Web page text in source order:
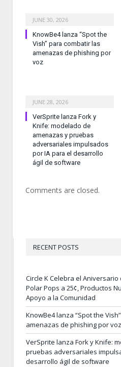
JUNE 30, 2026
KnowBe4 lanza “Spot the
Vish” para combatir las
amenazas de phishing por
voz
JUNE 28, 2026
VerSprite lanza Fork y
Knife: modelado de
amenazas y pruebas
adversariales impulsados
por IA para el desarrollo
ágil de software
Comments are closed.
RECENT POSTS
Circle K Celebra el
Polar Pops a 25¢, Productos
Apoyo a la Comunidad
KnowBe4 lanza “Spot the
amenazas de phishing por voz
VerSprite lanza Fork y Knife:
pruebas adversariales
desarrollo ágil de software